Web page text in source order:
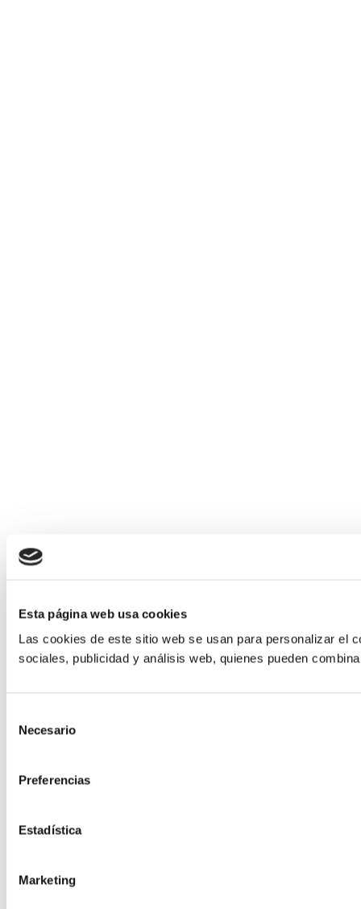
Esta página web usa cookies
Las cookies de este sitio web se usan para personalizar el
sociales, publicidad y análisis web, quienes pueden
Necesario
Preferencias
Estadística
Marketing